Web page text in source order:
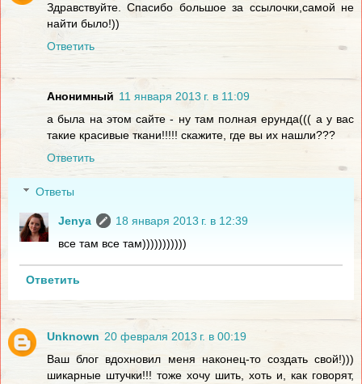
Здравствуйте. Спасибо большое за ссылочки,самой не
найти было!))
Ответить
Анонимный 11 января 2013 г. в 11:09
а была на этом сайте - ну там полная ерунда((( а у вас
такие красивые ткани!!!!! скажите, где вы их нашли???
Ответить
Ответы
Jenya
18 января 2013 г. в 12:39
все там все там)))))))))))
Ответить
Unknown 20 февраля 2013 г. в 00:19
Ваш блог вдохновил меня наконец-то создать свой!)))
шикарные штучки!!! тоже хочу шить, хоть и, как говорят,